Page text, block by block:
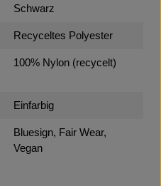
Schwarz
Recyceltes Polyester
100% Nylon (recycelt)
Einfarbig
Bluesign, Fair Wear,
Vegan